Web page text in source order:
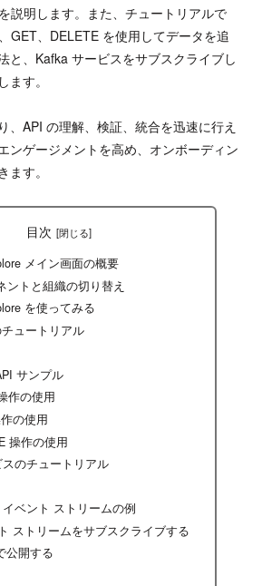
説明します。また、チュートリアルで
GET、DELETE を使用してデータを追
と、Kafka サービスをサブスクライブし
す。
、API の理解、検証、統合を迅速に行え
ンゲージメントを高め、オンボーディン
ます。
目次
メイン画面の概要
ントと組織の切り替え
を使ってみる
ュートリアル
サンプル
作の使用
の使用
操作の使用
のチュートリアル
イベント ストリームの例
ストリームをサブスクライブする
公開する